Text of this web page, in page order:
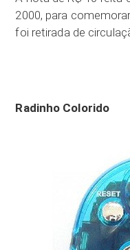
2000, para
foi retirada de
Radinho Colorido